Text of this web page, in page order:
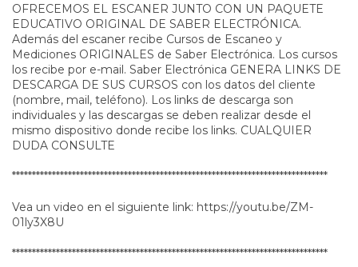
OFRECEMOS EL ESCANER JUNTO CON UN PAQUETE
EDUCATIVO ORIGINAL DE SABER ELECTRÓNICA.
Además del escaner recibe Cursos de Escaneo y
Mediciones ORIGINALES de Saber Electrónica. Los cursos
los recibe por e-mail. Saber Electrónica GENERA LINKS DE
DESCARGA DE SUS CURSOS con los datos del cliente
(nombre, mail, teléfono). Los links de descarga son
individuales y las descargas se deben realizar desde el
mismo dispositivo donde recibe los links. CUALQUIER
DUDA CONSULTE
*******************************************************************************
Vea un video en el siguiente link: https://youtu.be/ZM-
01ly3X8U
*******************************************************************************